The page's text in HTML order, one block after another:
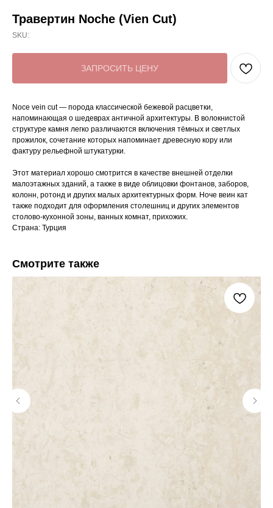
Травертин Noche (Vien Cut)
SKU:
ЗАПРОСИТЬ ЦЕНУ
Noce vein cut — порода классической бежевой расцветки,
напоминающая о шедеврах античной архитектуры. В волокнистой
структуре камня легко различаются включения тёмных и светлых
прожилок, сочетание которых напоминает древесную кору или
фактуру рельефной штукатурки.
Этот материал хорошо смотрится в качестве внешней отделки
малоэтажных зданий, а также в виде облицовки фонтанов, заборов,
колонн, ротонд и других малых архитектурных форм. Ноче веин кат
также подходит для оформления столешниц и других элементов
столово-кухонной зоны, ванных комнат, прихожих.
Страна: Турция
Смотрите также